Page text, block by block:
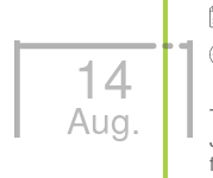
14
Aug.